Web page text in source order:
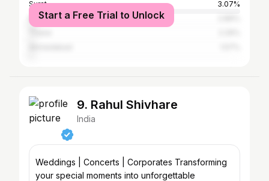
Surat
3.07%
Mumbai
Start a Free Trial to Unlock
9. Rahul Shivhare
India
Weddings | Concerts | Corporates Transforming
your special moments into unforgettable